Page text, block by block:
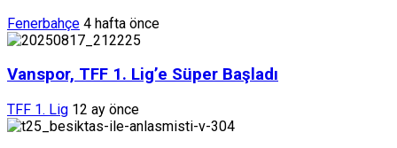
Fenerbahçe 4 hafta önce
Vanspor, TFF 1. Lig’e Süper Başladı
TFF 1. Lig 12 ay önce